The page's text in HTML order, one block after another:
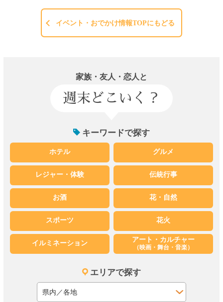
イベント・おでかけ情報TOPにもどる
家族・友人・恋人と
週末どこいく？
キーワードで探す
ホテル グルメ
レジャー・体験 伝統行事
お酒 花・自然
スポーツ 花火
イルミネーション アート・カルチャー
（映画・舞台・音楽）
エリアで探す